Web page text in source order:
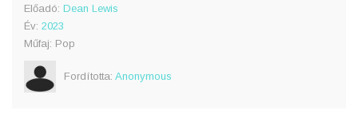
Előadó: Dean Lewis
Év: 2023
Műfaj: Pop
Fordította: Anonymous